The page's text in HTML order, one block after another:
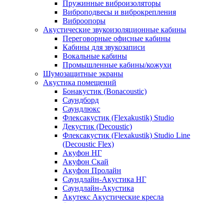
Пружинные виброизоляторы
Виброподвесы и виброкрепления
Виброопоры
Акустические звукоизоляционные кабины
Переговорные офисные кабины
Кабины для звукозаписи
Вокальные кабины
Промышленные кабины/кожухи
Шумозащитные экраны
Акустика помещений
Бонакустик (Bonacoustic)
Саундборд
Саундлюкс
Флексакустик (Flexakustik) Studio
Декустик (Decoustic)
Флексакустик (Flexakustik) Studio Line
(Decoustic Flex)
Акуфон НГ
Акуфон Скай
Акуфон Пролайн
Саундлайн-Акустика НГ
Саундлайн-Акустика
Акутекс Акустические кресла